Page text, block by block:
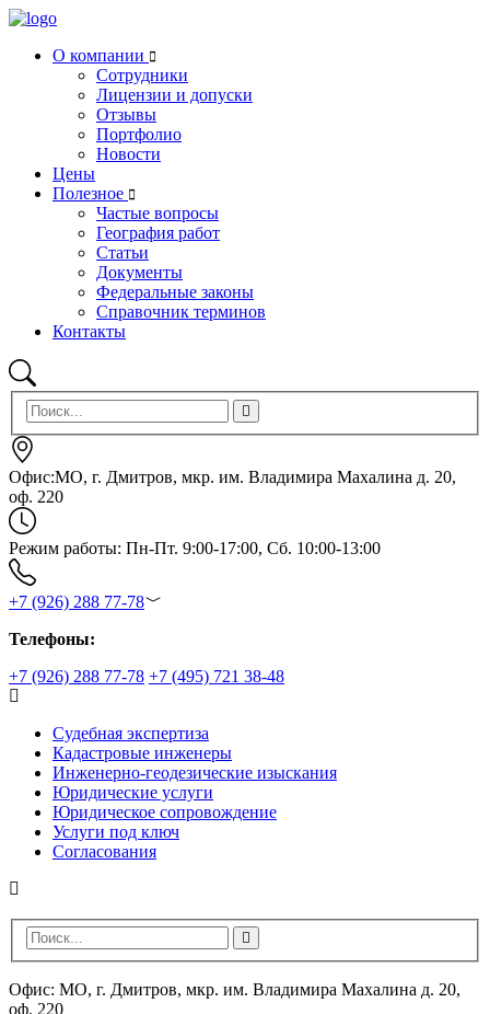
О компании
Сотрудники
Лицензии и допуски
Отзывы
Портфолио
Новости
Цены
Полезное
Частые вопросы
География работ
Статьи
Документы
Федеральные законы
Справочник терминов
Контакты
Офис:МО, г. Дмитров, мкр. им. Владимира Махалина д. 20,
оф. 220
Режим работы: Пн-Пт. 9:00-17:00, Сб. 10:00-13:00
+7 (926) 288 77-78
Телефоны:
+7 (926) 288 77-78 +7 (495) 721 38-48
Судебная экспертиза
Кадастровые инженеры
Инженерно-геодезические изыскания
Юридические услуги
Юридическое сопровождение
Услуги под ключ
Согласования
Офис: МО, г. Дмитров, мкр. им. Владимира Махалина д. 20,
оф. 220